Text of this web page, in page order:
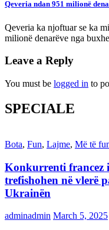
Qeveria ndan 951 milionë
Qeveria ka njoftuar se ka
milionë denarëve nga
Leave a Reply
You must be logged in to
SPECIALE
Bota, Fun, Lajme, Më të
Konkurrenti francez
trefishohen në vlerë
Ukrainën
adminadmin March 5, 2025